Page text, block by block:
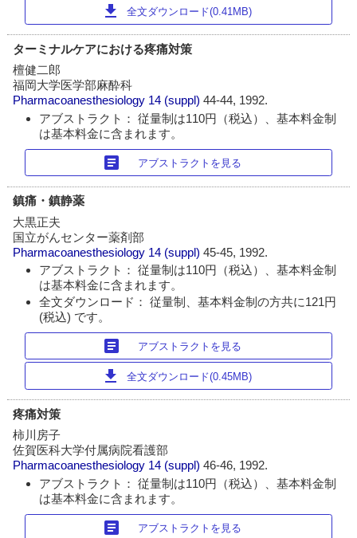
download 全文ダウンロード(0.41MB)
ターミナルケアにおける疼痛対策
檀健二郎
福岡大学医学部麻酔科
Pharmacoanesthesiology 14 (suppl)44-44, 1992.
アブストラクト： 従量制は110円（税込）、基本料金制
は基本料金に含まれます。
article アブストラクトを見る
鎮痛・鎮静薬
大黒正夫
国立がんセンター薬剤部
Pharmacoanesthesiology 14 (suppl)45-45, 1992.
アブストラクト： 従量制は110円（税込）、基本料金制
は基本料金に含まれます。
全文ダウンロード： 従量制、基本料金制の方共に121円
(税込) です。
article アブストラクトを見る
download 全文ダウンロード(0.45MB)
疼痛対策
柿川房子
佐賀医科大学付属病院看護部
Pharmacoanesthesiology 14 (suppl)46-46, 1992.
アブストラクト： 従量制は110円（税込）、基本料金制
は基本料金に含まれます。
article アブストラクトを見る